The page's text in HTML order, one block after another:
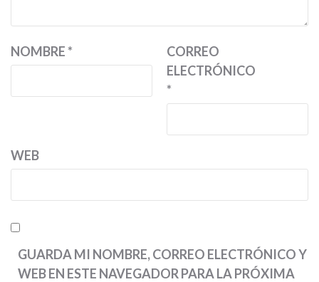
NOMBRE*
CORREO
ELECTRÓNICO
*
WEB
GUARDA MI NOMBRE, CORREO ELECTRÓNICO Y
WEB EN ESTE NAVEGADOR PARA LA PRÓXIMA